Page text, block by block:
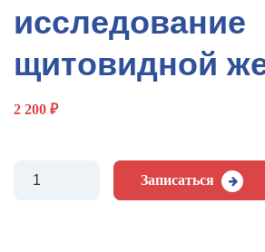
исследование
щитовидной
2 200 ₽
Ультразвуковое
Записаться